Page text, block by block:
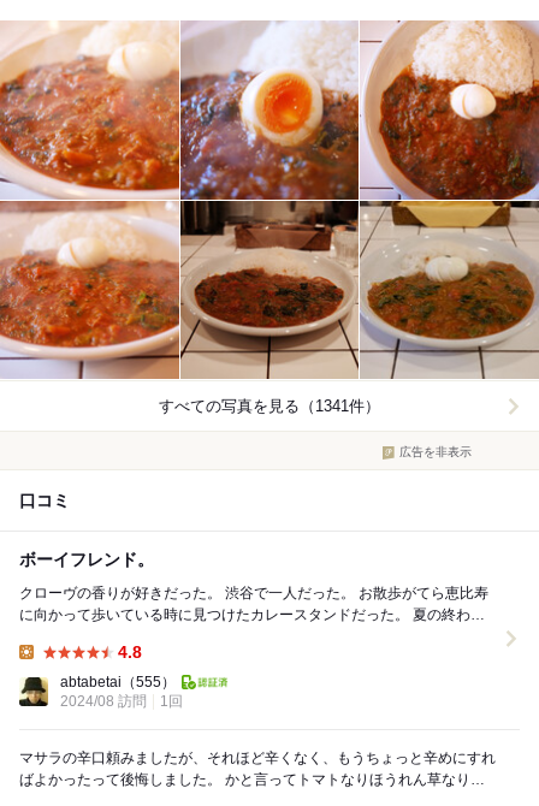
すべての写真を見る（1341件）
広告を非表示
口コミ
ボーイフレンド。
クローヴの香りが好きだった。 渋谷で一人だった。 お散歩がてら恵比寿
に向かって歩いている時に見つけたカレースタンドだった。 夏の終わり
4.8
abtabetai （555）
2024/08 訪問
1回
マサラの辛口頼みましたが、それほど辛くなく、もうちょっと辛めにすれ
ばよかったって後悔しました。 かと言ってトマトなりほうれん草なり健